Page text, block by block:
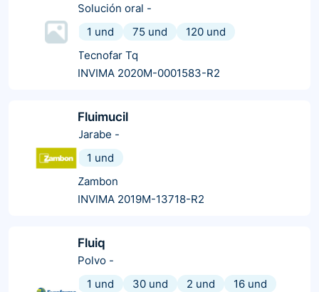
Solución oral -
1 und
75 und
120 und
Tecnofar Tq
INVIMA 2020M-0001583-R2
Fluimucil
Jarabe -
1 und
Zambon
INVIMA 2019M-13718-R2
Fluiq
Polvo -
1 und
30 und 2 und
16 und